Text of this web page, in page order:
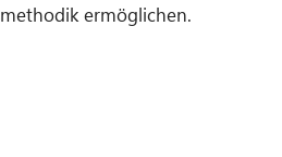
ermöglichen.